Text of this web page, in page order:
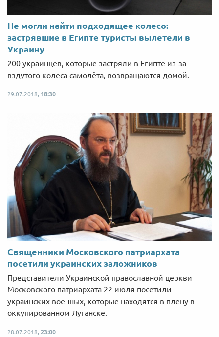
Не могли найти подходящее колесо:
застрявшие в Египте туристы вылетели в
Украину
200 украинцев, которые застряли в Египте из-за
вздутого колеса самолёта, возвращаются домой.
29.07.2018, 18:30
Священники Московского патриархата
посетили украинских заложников
Представители Украинской православной церкви
Московского патриархата 22 июля посетили
украинских военных, которые находятся в плену в
оккупированном Луганске.
28.07.2018, 23:00